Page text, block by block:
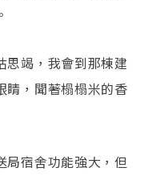
思竭，我會到那棟建
睛，聞著榻榻米的香
局宿舍功能強大，但